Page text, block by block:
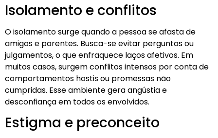
Isolamento e conflitos
O isolamento surge quando a pessoa se afasta de
amigos e parentes. Busca-se evitar perguntas ou
julgamentos, o que enfraquece laços afetivos. Em
muitos casos, surgem conflitos intensos por conta de
comportamentos hostis ou promessas não
cumpridas. Esse ambiente gera angústia e
desconfiança em todos os envolvidos.
Estigma e preconceito